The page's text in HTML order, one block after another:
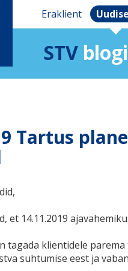
Eraklient
STV blogi
Tartus
et 14.11.2019
tagada klientidele
suhtumise eest ja